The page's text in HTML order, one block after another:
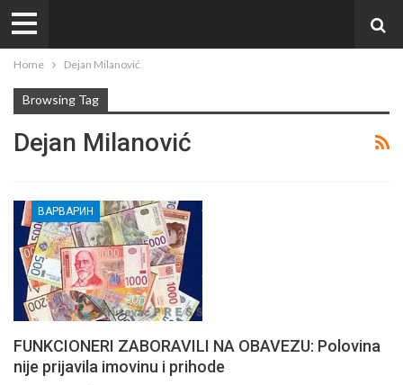
Home Dejan Milanović
Browsing Tag
Dejan Milanović
ВАРВАРИН
FUNKCIONERI ZABORAVILI NA OBAVEZU: Polovina
nije prijavila imovinu i prihode